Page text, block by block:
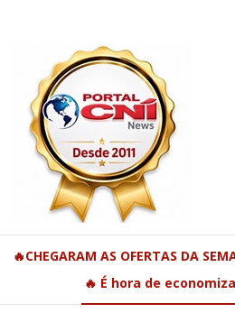
🔥CHEGARAM AS OFERTAS DA
🔥 É hora de